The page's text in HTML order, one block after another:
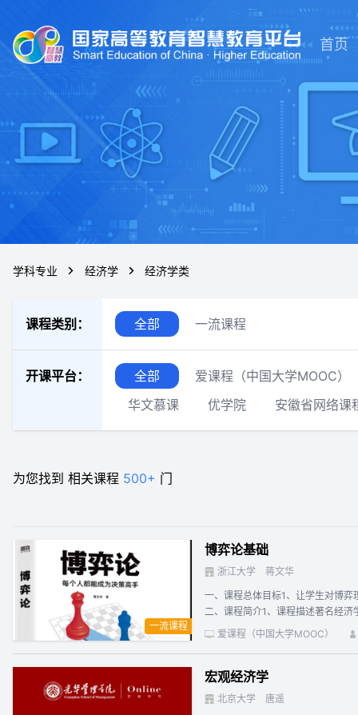
首页
学科专业 经济学 经济学类
课程类别： 全部 一流课程
开课平台： 全部
爱课程（中国大学MOOC）
华文慕课
优学院 安徽省网络课
为您找到 相关课程 500+ 门
一流课程
博弈论基础
浙江大学
蒋文华
一、课程总体目标1、让学生对博
二、课程简介1、课程描述著名经
在博弈论及相关领域的贡献而获
社会科学各个领域的广泛应用。（
现实新情况的解释与说明。4、课
网络问答法、实验法、文献阅读指
爱课程（中国大学MOOC）
宏观经济学
北京大学
唐遥